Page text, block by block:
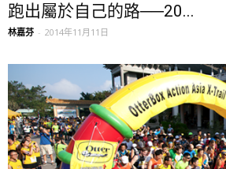
跑出屬於自己的路──20...
林嘉芬 - 2014年11月11日